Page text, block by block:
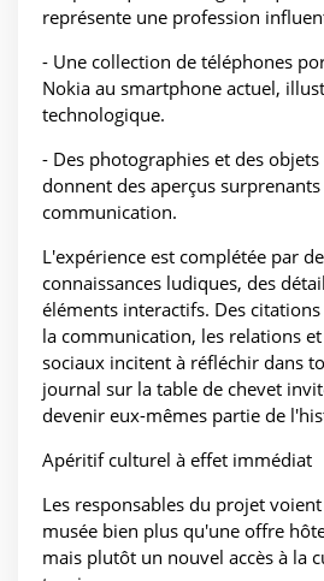
représente une profession
- Une collection de téléphones
Nokia au smartphone actuel,
technologique.
- Des photographies et des
donnent des aperçus
communication.
L'expérience est complétée par
connaissances ludiques, des
éléments interactifs. Des
la communication, les relations
sociaux incitent à réfléchir dans
journal sur la table de chevet
devenir eux-mêmes partie de
Apéritif culturel à effet immédiat
Les responsables du projet
musée bien plus qu'une offre
mais plutôt un nouvel accès à la